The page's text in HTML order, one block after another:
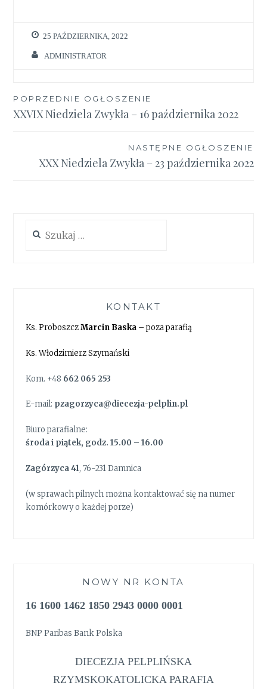
25 PAŹDZIERNIKA, 2022
ADMINISTRATOR
Nawigacja
wpisu
POPRZEDNIE OGŁOSZENIE
XXVIX Niedziela Zwykła – 16 października 2022
NASTĘPNE OGŁOSZENIE
XXX Niedziela Zwykła – 23 października 2022
KONTAKT
Ks. ProboszczMarcin Baska – poza parafią
Ks. Włodzimierz Szymański
Kom. +48 662 065 253
E-mail: pzagorzyca@diecezja-pelplin.pl
Biuro parafialne:
środa i piątek, godz. 15.00 – 16.00
Zagórzyca 41, 76-231 Damnica
(w sprawach pilnych można kontaktować się na numer
komórkowy o każdej porze)
NOWY NR KONTA
16 1600 1462 1850 2943 0000 0001
BNP Paribas Bank Polska
DIECEZJA PELPLIŃSKA
RZYMSKOKATOLICKA PARAFIA